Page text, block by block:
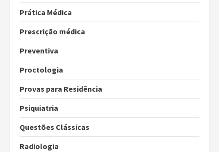
Prática Médica
Prescrição médica
Preventiva
Proctologia
Provas para Residência
Psiquiatria
Questões Clássicas
Radiologia